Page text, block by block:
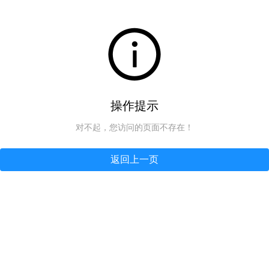
操作提示
对不起，您访问的页面不存在！
返回上一页